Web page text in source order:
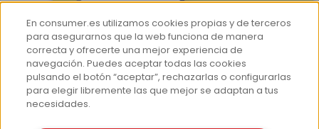
Hemeroteca
Contacto
Prensa
Corpus Lingüístico Consumer
En consumer.es utilizamos cookies propias y de terceros
para asegurarnos que la web funciona de manera
correcta y ofrecerte una mejor experiencia de
navegación. Puedes aceptar todas las cookies
pulsando el botón “aceptar”, rechazarlas o configurarlas
para elegir libremente las que mejor se adaptan a tus
necesidades.